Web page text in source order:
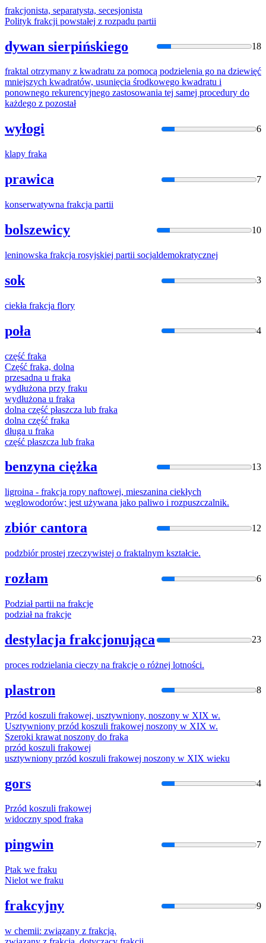
frakcjonista, separatysta, secesjonista
Polityk frakcji powstałej z rozpadu partii
dywan sierpińskiego 18
fraktal otrzymany z kwadratu za pomocą podzielenia go na dziewięć
mniejszych kwadratów, usunięcia środkowego kwadratu i
ponownego rekurencyjnego zastosowania tej samej procedury do
każdego z pozostał
wyłogi 6
klapy fraka
prawica 7
konserwatywna frakcja partii
bolszewicy 10
leninowska frakcja rosyjskiej partii socjaldemokratycznej
sok 3
ciekła frakcja flory
poła 4
część fraka
Część fraka, dolna
przesadna u fraka
wydłużona przy fraku
wydłużona u fraka
dolna część płaszcza lub fraka
dolna część fraka
długa u fraka
część płaszcza lub fraka
benzyna ciężka 13
ligroina - frakcja ropy naftowej, mieszanina ciekłych
węglowodorów; jest używana jako paliwo i rozpuszczalnik.
zbiór cantora 12
podzbiór prostej rzeczywistej o fraktalnym kształcie.
rozłam 6
Podział partii na frakcje
podział na frakcje
destylacja frakcjonująca 23
proces rodzielania cieczy na frakcje o różnej lotności.
plastron 8
Przód koszuli frakowej, usztywniony, noszony w XIX w.
Usztywniony przód koszuli frakowej noszony w XIX w.
Szeroki krawat noszony do fraka
przód koszuli frakowej
usztywniony przód koszuli frakowej noszony w XIX wieku
gors 4
Przód koszuli frakowej
widoczny spod fraka
pingwin 7
Ptak we fraku
Nielot we fraku
frakcyjny 9
w chemii: związany z frakcją.